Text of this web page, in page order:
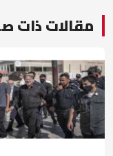
مقالات ذات